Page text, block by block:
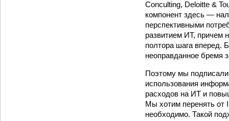
Conculting, Deloitte &
компонент здесь —
перспективными
развитием ИТ, причем
полтора шага вперед.
неоправданное бремя
Поэтому мы
использования
расходов на ИТ и
Мы хотим перенять от
необходимо. Такой